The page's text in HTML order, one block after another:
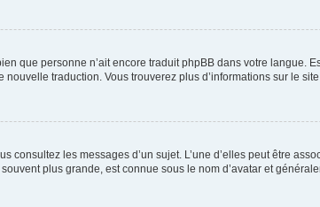
que personne n’ait encore traduit phpBB dans votre langue.
traduction. Vous trouverez plus d’informations sur le
consultez les messages d’un sujet. L’une d’elles peut être
plus grande, est connue sous le nom d’avatar et